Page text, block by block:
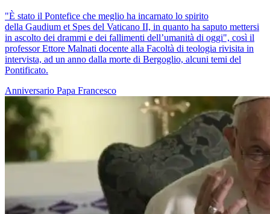
"È stato il Pontefice che meglio ha incarnato lo spirito
della Gaudium et Spes del Vaticano II, in quanto ha saputo mettersi
in ascolto dei drammi e dei fallimenti dell’umanità di oggi", così il
professor Ettore Malnati docente alla Facoltà di teologia rivisita in
intervista, ad un anno dalla morte di Bergoglio, alcuni temi del
Pontificato.
Anniversario Papa Francesco